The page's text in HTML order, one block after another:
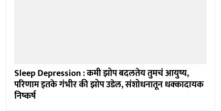
Sleep Depression : कमी झोप बदलतेय तुमचं आयुष्य,
परिणाम इतके गंभीर की झोप उडेल, संशोधनातून धक्कादायक
निष्कर्ष